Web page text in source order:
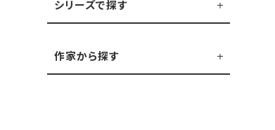
シリーズで探す
作家から探す